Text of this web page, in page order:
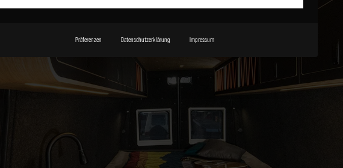
Präferenzen Datenschutzerklärung Impressum